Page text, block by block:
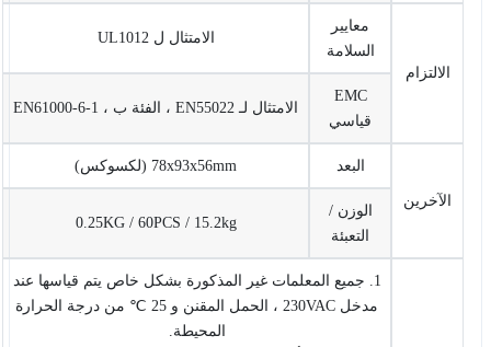
الالتزام
معايير
السلامة
الامتثال ل UL1012
EMC
قياسي
الامتثال لـ EN55022 ، الفئة ب ، EN61000-6-1
الآخرين
البعد 78x93x56mm (لكسوكس)
الوزن /
التعبئة
0.25KG / 60PCS / 15.2kg
1. جميع المعلمات غير المذكورة بشكل خاص يتم قياسها عند
مدخل 230VAC ، الحمل المقنن و 25 ℃ من درجة الحرارة
المحيطة.